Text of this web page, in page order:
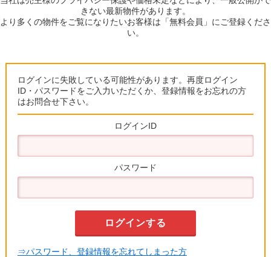
きない最新物件があります。
より多くの物件をご覧になりたいお客様は「無料会員」にご登録くださ
い。
ログインに失敗している可能性があります。再度ログイン
ID・パスワードをご入力いただくか、登録情報をお忘れの方
はお問合せ下さい。
ログインID
パスワード
⇒パスワード、登録情報を忘れてしまった方